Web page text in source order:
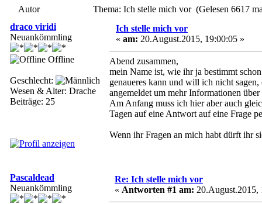
Autor
Thema: Ich stelle mich vor (Gelesen 6617
draco viridi
Neuankömmling
Offline
Geschlecht:
Wesen & Alter: Drache
Beiträge: 25
Ich stelle mich vor
« am: 20.August.2015, 19:00:05 »
Abend zusammen,
mein Name ist, wie ihr ja bestimmt
genaueres kann und will ich nicht
angemeldet um mehr Informationen
Am Anfang muss ich hier aber auch
Tagen auf eine Antwort auf eine Frage
Wenn ihr Fragen an mich habt dürft ihr
Pascaldead
Neuankömmling
Re: Ich stelle mich vor
« Antworten #1 am: 20.August.2015,